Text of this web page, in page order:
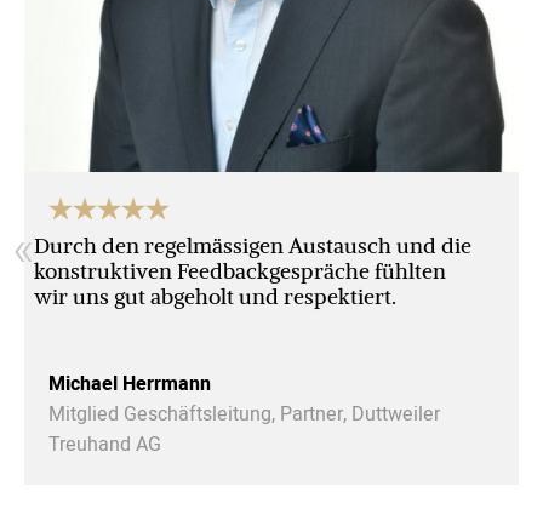
«Durch den regelmässigen Austausch und die
konstruktiven Feedbackgespräche fühlten
wir uns gut abgeholt und respektiert.
Michael Herrmann
Mitglied Geschäftsleitung, Partner, Duttweiler
Treuhand AG